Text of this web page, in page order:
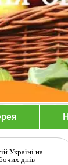
Україні на
днів